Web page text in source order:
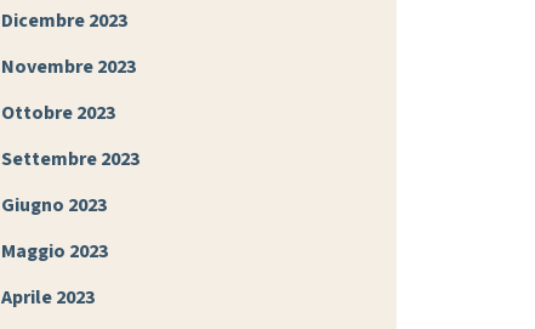
Dicembre 2023
Novembre 2023
Ottobre 2023
Settembre 2023
Giugno 2023
Maggio 2023
Aprile 2023